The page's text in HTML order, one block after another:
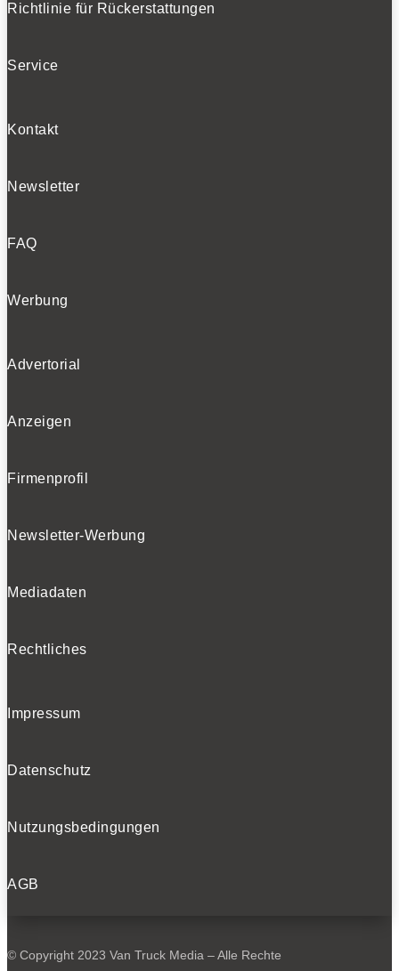
Richtlinie für Rückerstattungen
Service
Kontakt
Newsletter
FAQ
Werbung
Advertorial
Anzeigen
Firmenprofil
Newsletter-Werbung
Mediadaten
Rechtliches
Impressum
Datenschutz
Nutzungsbedingungen
AGB
© Copyright 2023 Van Truck Media – Alle Rechte